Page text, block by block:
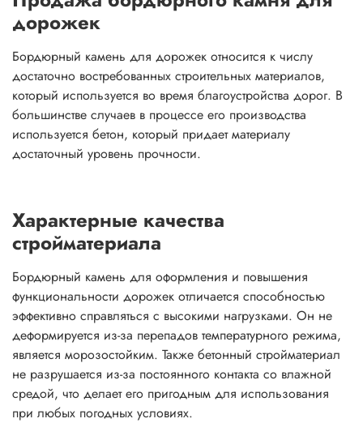
дорожек
Бордюрный камень для дорожек относится к числу
достаточно востребованных строительных материалов,
который используется во время благоустройства дорог. В
большинстве случаев в процессе его производства
используется бетон, который придает материалу
достаточный уровень прочности.
Характерные качества
стройматериала
Бордюрный камень для оформления и повышения
функциональности дорожек отличается способностью
эффективно справляться с высокими нагрузками. Он не
деформируется из-за перепадов температурного режима,
является морозостойким. Также бетонный стройматериал
не разрушается из-за постоянного контакта со влажной
средой, что делает его пригодным для использования
при любых погодных условиях.